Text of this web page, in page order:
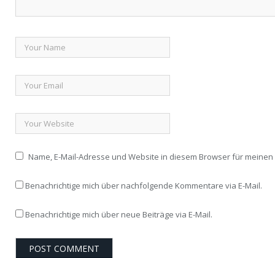
Name, E-Mail-Adresse und Website in diesem Browser für
Benachrichtige mich über nachfolgende Kommentare via E-Mail.
Benachrichtige mich über neue Beiträge via E-Mail.